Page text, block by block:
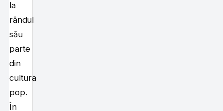
la
rândul
său
parte
din
cultura
pop.
În